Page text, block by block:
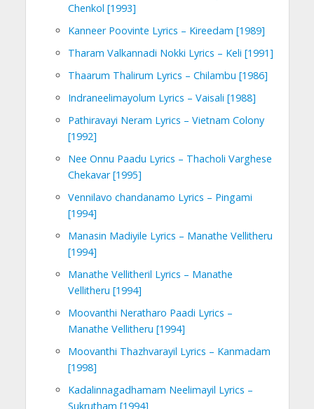
Chenkol [1993]
Kanneer Poovinte Lyrics – Kireedam [1989]
Tharam Valkannadi Nokki Lyrics – Keli [1991]
Thaarum Thalirum Lyrics – Chilambu [1986]
Indraneelimayolum Lyrics – Vaisali [1988]
Pathiravayi Neram Lyrics – Vietnam Colony
[1992]
Nee Onnu Paadu Lyrics – Thacholi Varghese
Chekavar [1995]
Vennilavo chandanamo Lyrics – Pingami
[1994]
Manasin Madiyile Lyrics – Manathe Vellitheru
[1994]
Manathe Vellitheril Lyrics – Manathe
Vellitheru [1994]
Moovanthi Neratharo Paadi Lyrics –
Manathe Vellitheru [1994]
Moovanthi Thazhvarayil Lyrics – Kanmadam
[1998]
Kadalinnagadhamam Neelimayil Lyrics –
Sukrutham [1994]